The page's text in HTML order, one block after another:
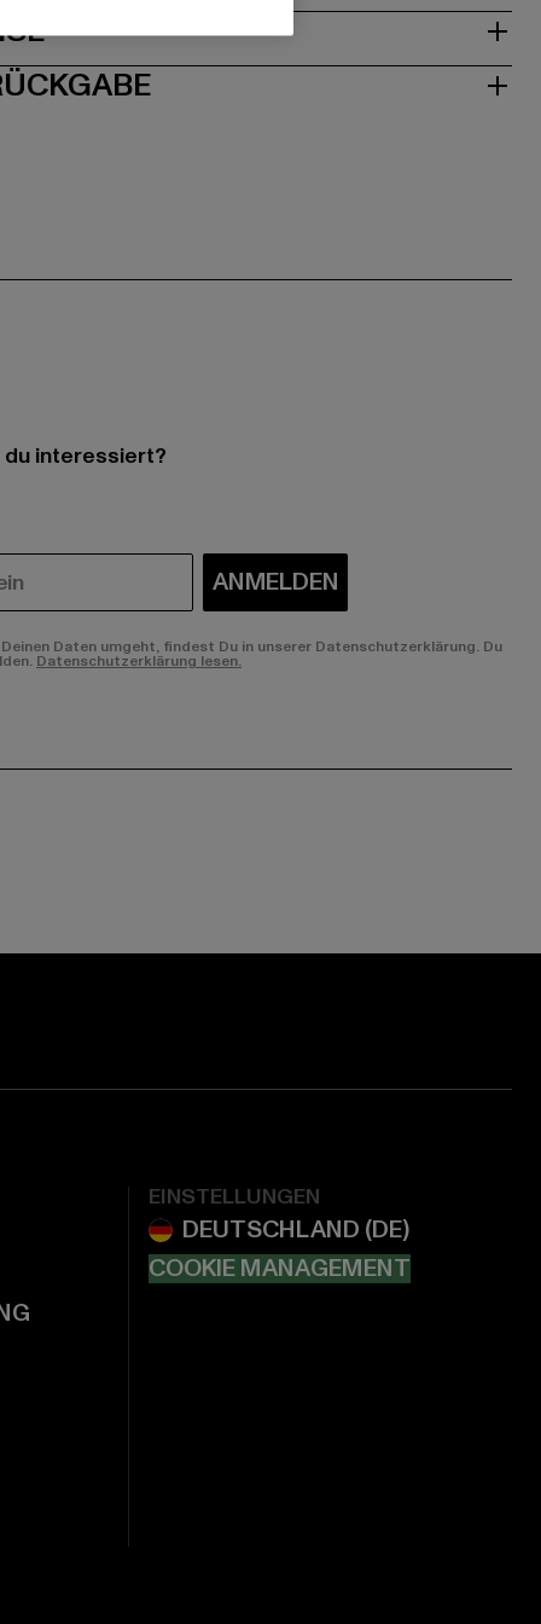
interessiert?
ANMELDEN
Daten umgeht, findest Du in unserer Datenschutzerklärung. Du
Datenschutzerklärung lesen.
EINSTELLUNGEN
COOKIE MANAGEMENT